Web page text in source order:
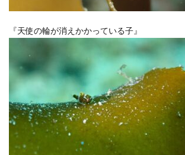
『天使の輪が消えかかっている子』